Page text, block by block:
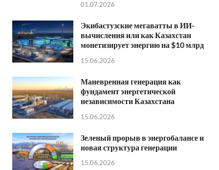
01.07.2026
Экибастузские мегаватты в ИИ-
вычисления или как Казахстан
монетизирует энергию на $10 млрд
15.06.2026
Маневренная генерация как
фундамент энергетической
независимости Казахстана
15.06.2026
Зеленый прорыв в энергобалансе и
новая структура генерации
15.06.2026